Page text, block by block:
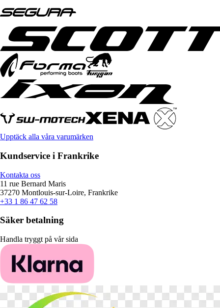
Upptäck alla våra varumärken
Kundservice i Frankrike
Kontakta oss
11 rue Bernard Maris
37270 Montlouis-sur-Loire, Frankrike
+33 1 86 47 62 58
Säker betalning
Handla tryggt på vår sida